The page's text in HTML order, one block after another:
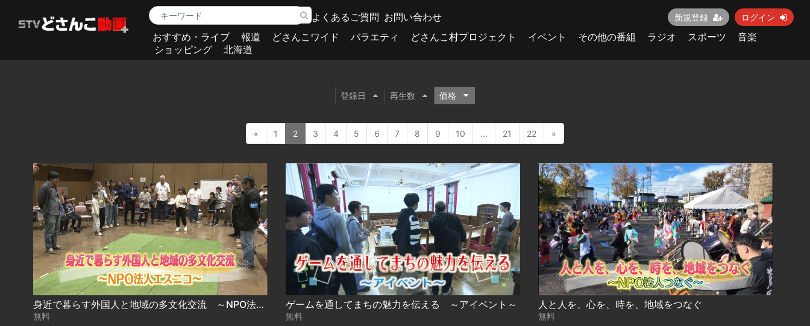
よくあるご質問 お問い合わせ 新規登録 ログイン
おすすめ・ライブ 報道 どさんこワイド バラエティ どさんこ村プロジェクト イベント その他の番組 ラジオ スポーツ
音楽
ショッピング
北海道
登録日 再生数 価格
« 1 2 3 4 5 6 7 8 9 10 ... 21 22 »
身近で暮らす外国人と地域の多文化交流 ～NPO法人エスニコ～
無料
ゲームを通してまちの魅力を伝える ～アイベント～
無料
人と人を、心を、時を、地域をつなぐ
無料